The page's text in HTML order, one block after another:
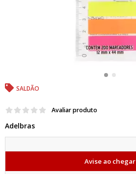
SALDÃO
Avaliar produto
Adelbras
Avise ao chegar